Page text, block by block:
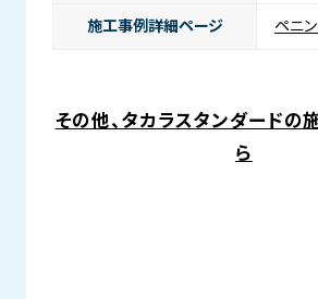
施工事例詳細ページ ペニ
その他、タカラスタンダードの
ら